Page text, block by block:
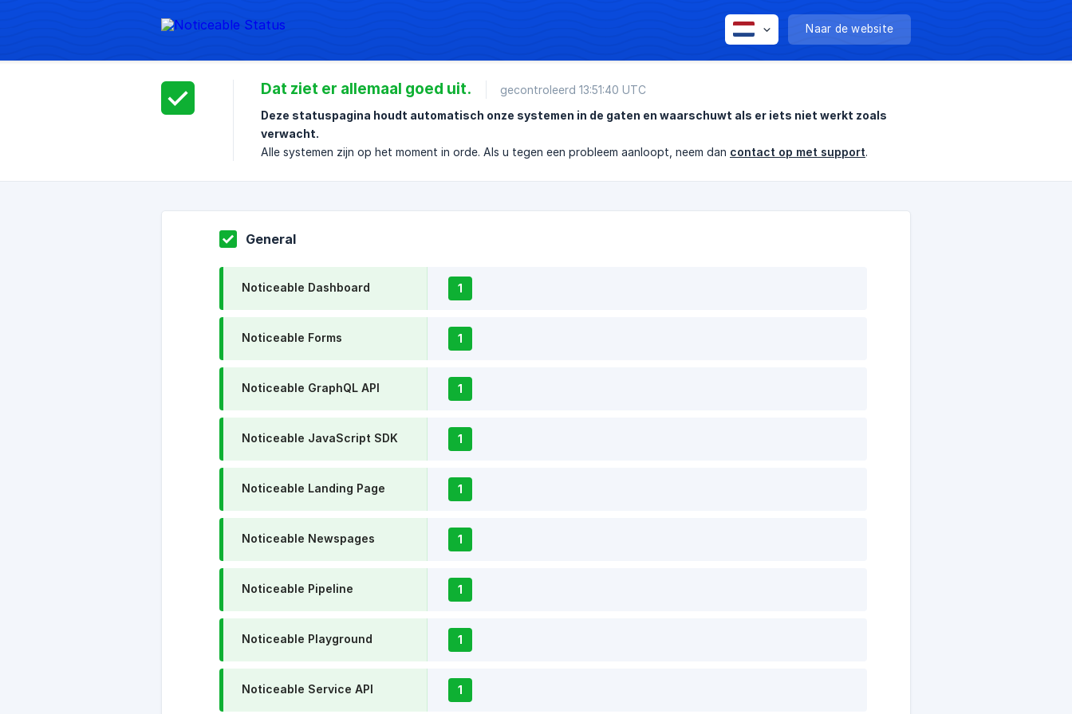
Naar de website
Dat ziet er allemaal goed uit.
gecontroleerd 13:51:40 UTC
Deze statuspagina houdt automatisch onze systemen in de gaten en waarschuwt als er iets niet werkt zoals
verwacht.
Alle systemen zijn op het moment in orde. Als u tegen een probleem aanloopt, neem dan contact op met support.
General
Noticeable Dashboard 1
Noticeable Forms 1
Noticeable GraphQL API 1
Noticeable JavaScript SDK 1
Noticeable Landing Page 1
Noticeable Newspages 1
Noticeable Pipeline 1
Noticeable Playground 1
Noticeable Service API 1